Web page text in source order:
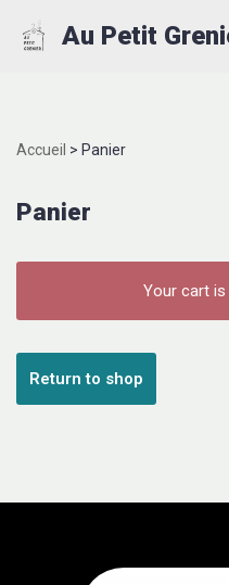
Au Petit
Accueil > Panier
Panier
Your cart is
Return to shop